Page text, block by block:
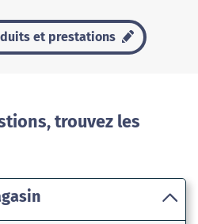
et prestations
trouvez les